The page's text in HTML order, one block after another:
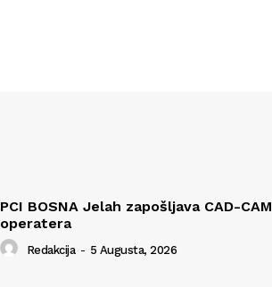
PCI BOSNA Jelah zapošljava CAD-CAM
operatera
Redakcija - 5 Augusta, 2026